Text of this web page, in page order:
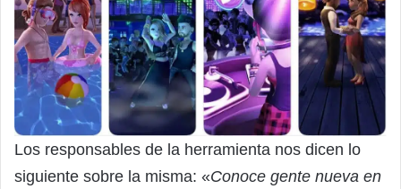
Los responsables de la herramienta nos dicen lo
siguiente sobre la misma: «Conoce gente nueva en